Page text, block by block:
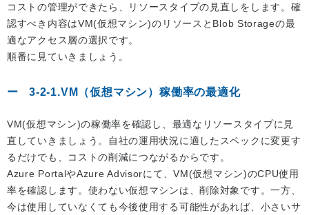
コストの管理ができたら、リソースタイプの見直しをします。確
認すべき内容はVM(仮想マシン)のリソースとBlob Storageの最
適なアクセス層の選択です。
順番に見ていきましょう。
3-2-1.VM（仮想マシン）稼働率の最適化
VM(仮想マシン)の稼働率を確認し、最適なリソースタイプに見
直していきましょう。自社の運用状況に適したスペックに変更す
るだけでも、コストの削減につながるからです。
Azure PortalやAzure Advisorにて、VM(仮想マシン)のCPU使用
率を確認します。使わない仮想マシンは、削除対象です。一方、
今は使用していなくても今後使用する可能性があれば、小さいサ